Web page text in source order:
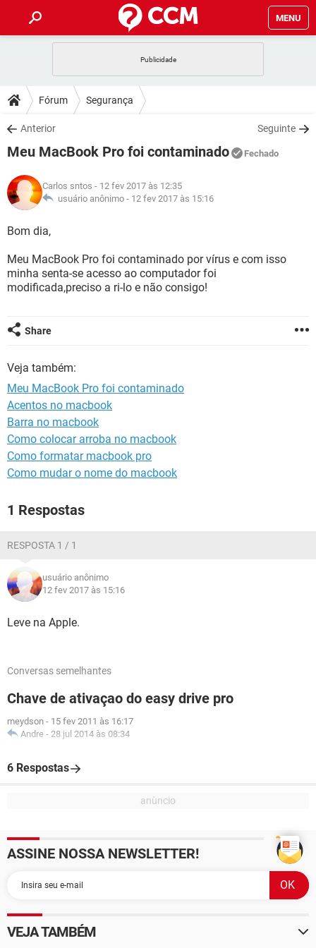
MENU
CELULAR
OUTLOOK
INSTAGRAM GMAIL
GUIA DE COMPRAS
DICAS
JOGOS
INSTAGRAM GMAIL
GUIA DE COMPRAS
DOWNLOADS
JOGOS WHATSAPP
CELULAR
OUTLOOK EXCEL
INSTAGRAM
JOGOS WHATSAPP
CELULAR
OUTLOOK
INSTAGRAM GMAIL
GUIA DE COMPRAS
GLOSSÁRIO
JOGOS
OUTLOOK EXCEL
GMAIL
GUIA DE COMPRAS
Fórum Segurança
Anterior Seguinte
Meu MacBook Pro foi contaminado Fechado
Carlos sntos - 12 fev 2017 às 12:35
usuário anônimo - 12 fev 2017 às 15:16
Bom dia,
Meu MacBook Pro foi contaminado por vírus e com isso
minha senta-se acesso ao computador foi
modificada,preciso a ri-lo e não consigo!
Share
Veja também:
Meu MacBook Pro foi contaminado
Acentos no macbook
Barra no macbook
Como colocar arroba no macbook
Como formatar macbook pro
Como mudar o nome do macbook
1 Respostas
RESPOSTA 1 / 1
usuário anônimo
12 fev 2017 às 15:16
Leve na Apple.
Conversas semelhantes
Chave de ativaçao do easy drive pro
meydson - 15 fev 2011 às 16:17
Andre - 28 jul 2014 às 08:34
6 Respostas
ASSINE NOSSA NEWSLETTER!
VEJA TAMBÉM